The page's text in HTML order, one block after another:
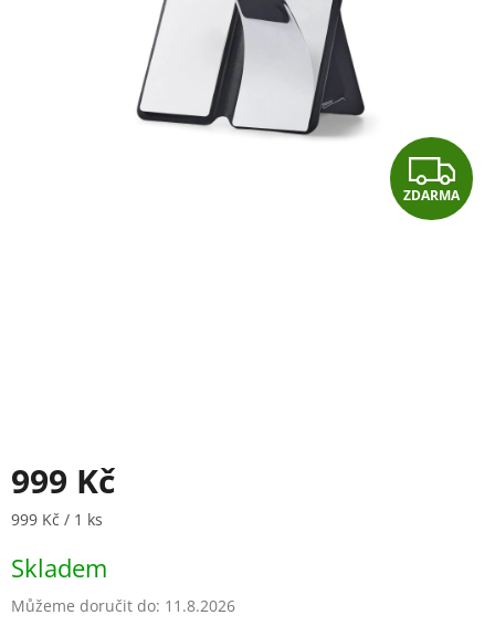
Z
D
ZDARMA
999 Kč
Měrná cena:
999 Kč / 1 ks
Skladem
Můžeme doručit do: 11.8.2026